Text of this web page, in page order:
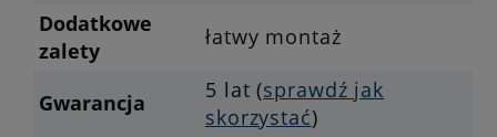
Dodatkowe
zalety
łatwy montaż
Gwarancja 5 lat (sprawdź jak
skorzystać)